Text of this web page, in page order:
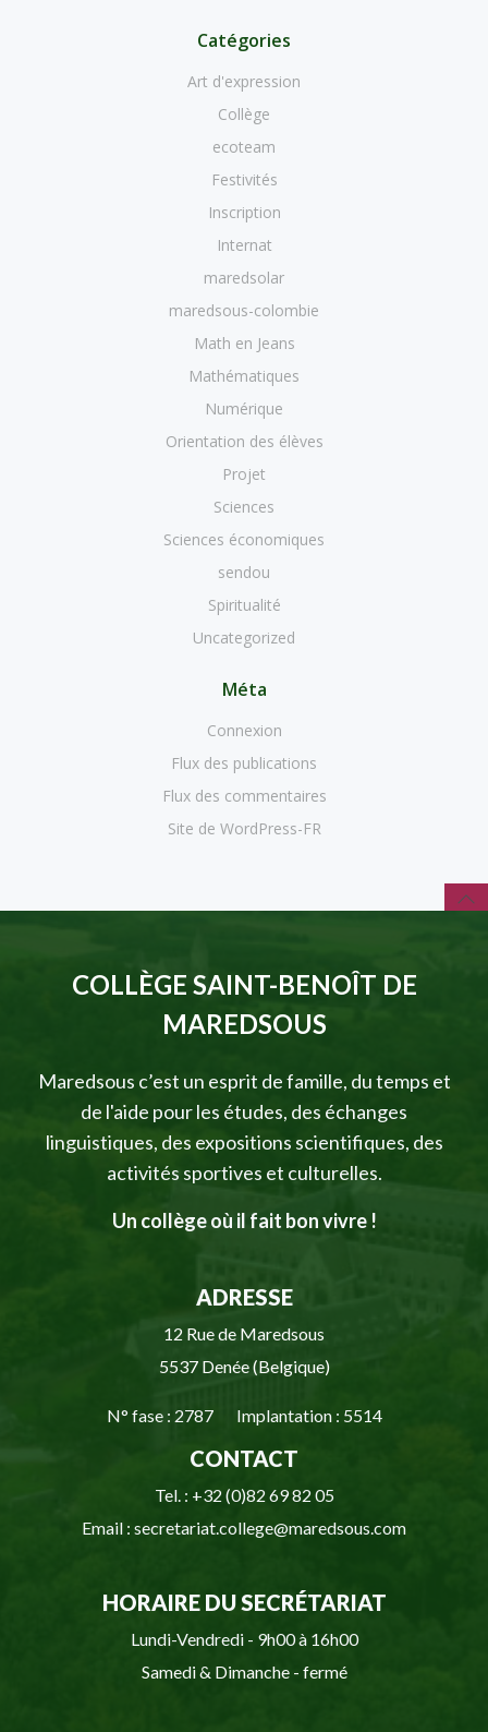
Catégories
Art d'expression
Collège
ecoteam
Festivités
Inscription
Internat
maredsolar
maredsous-colombie
Math en Jeans
Mathématiques
Numérique
Orientation des élèves
Projet
Sciences
Sciences économiques
sendou
Spiritualité
Uncategorized
Méta
Connexion
Flux des publications
Flux des commentaires
Site de WordPress-FR
COLLÈGE SAINT-BENOÎT DE
MAREDSOUS
Maredsous c’est un esprit de famille, du temps et
de l'aide pour les études, des échanges
linguistiques, des expositions scientifiques, des
activités sportives et culturelles.
Un collège où il fait bon vivre !
ADRESSE
12 Rue de Maredsous
5537 Denée (Belgique)
N° fase : 2787 Implantation : 5514
CONTACT
Tel. : +32 (0)82 69 82 05
Email : secretariat.college@maredsous.com
HORAIRE DU SECRÉTARIAT
Lundi-Vendredi - 9h00 à 16h00
Samedi & Dimanche - fermé